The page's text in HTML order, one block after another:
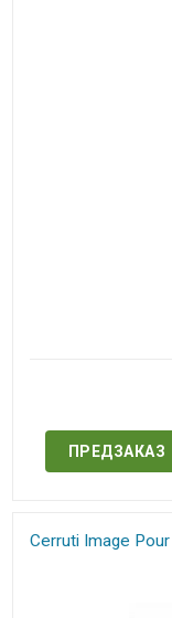
ПРЕДЗАКАЗ
Cerruti Image